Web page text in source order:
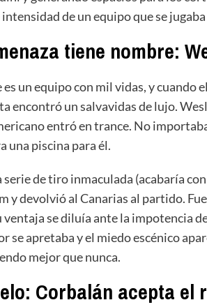
intensidad de un equipo que se
tiene nombre:
es un equipo con mil vidas, y cuando
encontró un salvavidas de lujo.
entró en trance. No
una piscina para él.
serie de tiro inmaculada (acabaría
y devolvió al Canarias al partido.
ventaja se diluía ante la impotencia
se apretaba y el miedo escénico
mejor que nunca.
Corbalán acepta el